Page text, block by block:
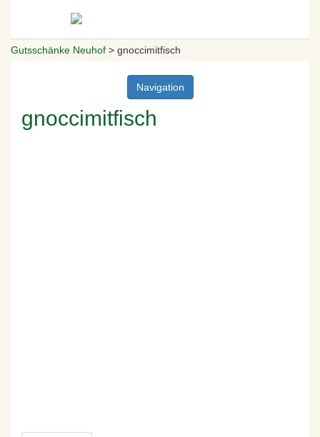
Gutsschänke Neuhof > gnoccimitfisch
Navigation
gnoccimitfisch